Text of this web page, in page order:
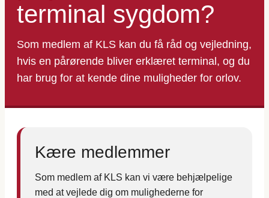
terminal sygdom?
Som medlem af KLS kan du få råd og vejledning,
hvis en pårørende bliver erklæret terminal, og du
har brug for at kende dine muligheder for orlov.
Kære medlemmer
Som medlem af KLS kan vi være behjælpelige
med at vejlede dig om mulighederne for